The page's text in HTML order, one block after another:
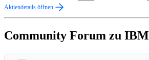
Aktiendetails öffnen
Community Forum zu IBM